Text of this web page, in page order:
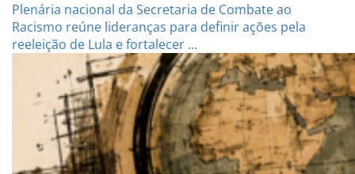
Plenária nacional da Secretaria de Combate ao
Racismo reúne lideranças para definir ações pela
reeleição de Lula e fortalecer ...